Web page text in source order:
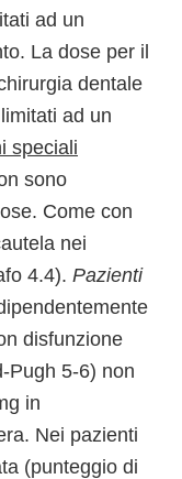
ad un
La dose per il
dentale
ad un
speciali
sono
Come con
nei
4.4). Pazienti
disfunzione
Pugh 5-6) non
in
Nei pazienti
(punteggio di